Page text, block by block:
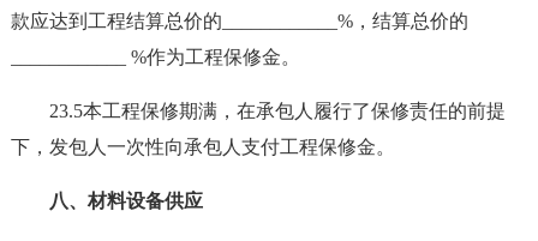
款应达到工程结算总价的____________%，结算总价的
____________ %作为工程保修金。
23.5本工程保修期满，在承包人履行了保修责任的前提
下，发包人一次性向承包人支付工程保修金。
八、材料设备供应